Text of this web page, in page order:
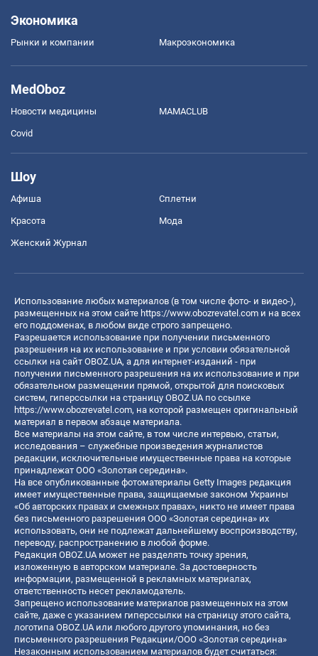
Экономика
Рынки и компании Mакроэкономика
MedOboz
Новости медицины MAMACLUB
Covid
Шоу
Афиша Сплетни
Красота Мода
Женский Журнал
Использование любых материалов (в том числе фото- и видео-),
размещенных на этом сайте https://www.obozrevatel.com и на всех
его поддоменах, в любом виде строго запрещено.
Разрешается использование при получении письменного
разрешения на их использование и при условии обязательной
ссылки на сайт OBOZ.UA, а для интернет-изданий - при
получении письменного разрешения на их использование и при
обязательном размещении прямой, открытой для поисковых
систем, гиперссылки на страницу OBOZ.UA по ссылке
https://www.obozrevatel.com, на которой размещен оригинальный
материал в первом абзаце материала.
Все материалы на этом сайте, в том числе интервью, статьи,
исследования – служебные произведения журналистов
редакции, исключительные имущественные права на которые
принадлежат ООО «Золотая середина».
На все опубликованные фотоматериалы Getty Images редакция
имеет имущественные права, защищаемые законом Украины
«Об авторских правах и смежных правах», никто не имеет права
без письменного разрешения ООО «Золотая середина» их
использовать, они не подлежат дальнейшему воспроизводству,
переводу, распространению в любой форме.
Редакция OBOZ.UA может не разделять точку зрения,
изложенную в авторском материале. За достоверность
информации, размещенной в рекламных материалах,
ответственность несет рекламодатель.
Запрещено использование материалов размещенных на этом
сайте, даже с указанием гиперссылки на страницу этого сайта,
логотипа OBOZ.UA или любого другого упоминания, но без
письменного разрешения Редакции/ООО «Золотая середина»
Незаконным использованием материалов будет считаться: